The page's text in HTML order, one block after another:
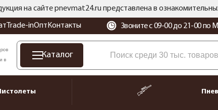
на сайте pnevmat24.ru представлена в
Trade-inОпт Контакты Звоните с 09-00 до 21-00 по
в
Каталог